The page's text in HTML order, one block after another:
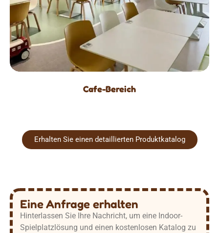
Cafe-Bereich
Erhalten Sie einen detaillierten Produktkatalog
Eine Anfrage erhalten
Hinterlassen Sie Ihre Nachricht, um eine Indoor-
Spielplatzlösung und einen kostenlosen Katalog zu